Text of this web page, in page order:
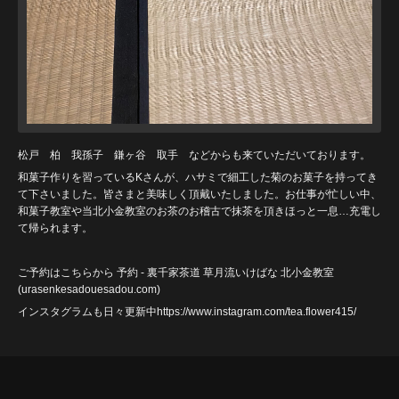
松戸 柏 我孫子 鎌ヶ谷 取手 などからも来ていただいております。
和菓子作りを習っているKさんが、ハサミで細工した菊のお菓子を持ってき
て下さいました。皆さまと美味しく頂戴いたしました。お仕事が忙しい中、
和菓子教室や当北小金教室のお茶のお稽古で抹茶を頂きほっと一息…充電し
て帰られます。
ご予約はこちらから 予約 - 裏千家茶道 草月流いけばな 北小金教室
(urasenkesadouesadou.com)
インスタグラムも日々更新中https://www.instagram.com/tea.flower415/